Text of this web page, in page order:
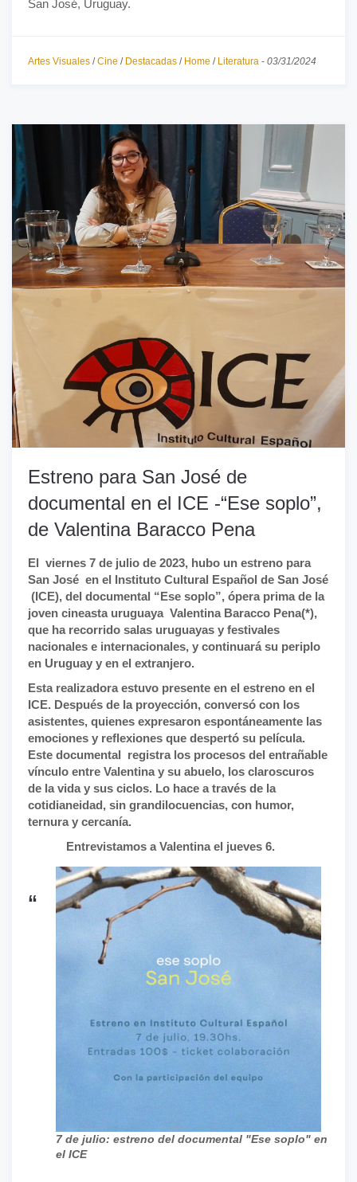
San José, Uruguay.
Artes Visuales /Cine / Destacadas / Home / Literatura - 03/31/2024
Estreno para San José de
documental en el ICE -“Ese soplo”,
de Valentina Baracco Pena
El viernes 7 de julio de 2023, hubo un estreno para
San José en el Instituto Cultural Español de San José
(ICE), del documental “Ese soplo”, ópera prima de la
joven cineasta uruguaya Valentina Baracco Pena(*),
que ha recorrido salas uruguayas y festivales
nacionales e internacionales, y continuará su periplo
en Uruguay y en el extranjero.
Esta realizadora estuvo presente en el estreno en el
ICE. Después de la proyección, conversó con los
asistentes, quienes expresaron espontáneamente las
emociones y reflexiones que despertó su película.
Este documental registra los procesos del entrañable
vínculo entre Valentina y su abuelo, los claroscuros
de la vida y sus ciclos. Lo hace a través de la
cotidianeidad, sin grandilocuencias, con humor,
ternura y cercanía.
Entrevistamos a Valentina el jueves 6.
7 de julio: estreno del documental "Ese soplo" en
el ICE
“